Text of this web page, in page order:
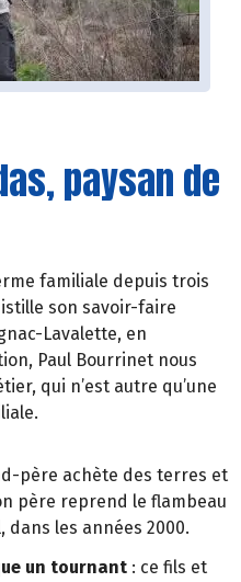
paysan de
familiale depuis trois
son savoir-faire
Lavalette, en
Paul Bourrinet nous
qui n’est autre qu’une
père achète des terres et
père reprend le flambeau
dans les années 2000.
un tournant : ce fils et